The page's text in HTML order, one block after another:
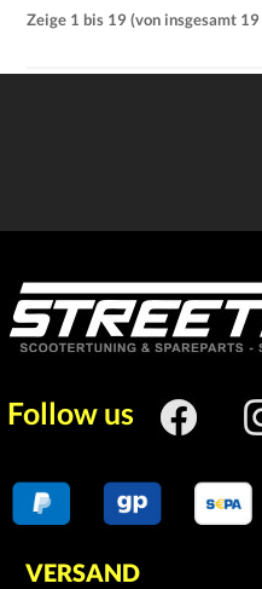
Zeige 1 bis 19 (von insgesamt 19
Follow us
VERSAND